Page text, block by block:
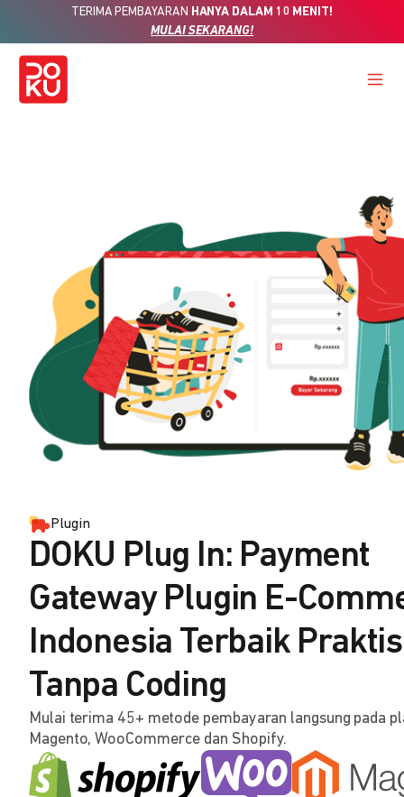
TERIMA PEMBAYARAN HANYA DALAM 10 MENIT!
MULAI SEKARANG!
Plugin
DOKU Plug In: Payment
Gateway Plugin E-
Indonesia Terbaik Praktis
Tanpa Coding
Mulai terima 45+ metode pembayaran langsung pada
Magento, WooCommerce dan Shopify.